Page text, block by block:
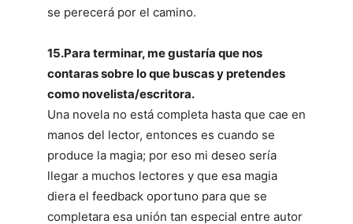
se perecerá por el camino.
15.Para terminar, me gustaría que nos
contaras sobre lo que buscas y pretendes
como novelista/escritora.
Una novela no está completa hasta que cae en
manos del lector, entonces es cuando se
produce la magia; por eso mi deseo sería
llegar a muchos lectores y que esa magia
diera el feedback oportuno para que se
completara esa unión tan especial entre autor